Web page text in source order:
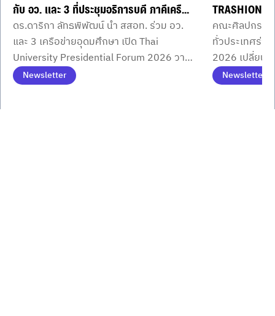
กับ อว. และ 3 ที่ประชุมอธิการบดี ภาคีเครือ
ข่ายอุดมศึกษา เปิดเวที Thai University
Presidential Forum 2026 ขับเคลื่อน
มหาวิทยาลัยไทยสู่ New Growth
University ด้วย AI
ดร.ดาริกา ลัทธพิพัฒน์ นำ สสอท. ร่วม อว.
และ 3 เครือข่ายอุดมศึกษา เปิด Thai
University Presidential Forum 2026 วาง
ทิศทางใช้ AI พลิกโฉมมหาวิทยาลัยไทยสู่การ
ขับเคลื่อนประเทศ
Newsletter
TRASHION
ปลุกไอเดีย เป
ชิงรางวัล–ทุน
สมัครได้แล้ววั
คณะศิลปกรรม
ทั่วประเทศร่วม
2026 เปลี่ยน
ทีมประชันฝีมือ
การศึกษากว่
Newsletter